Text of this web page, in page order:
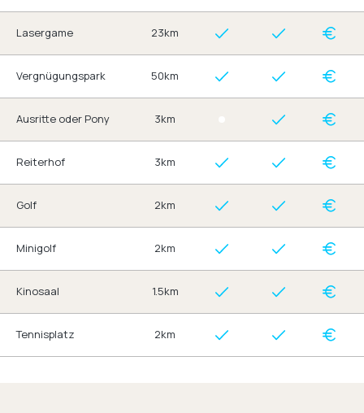
Lasergame 23km
Vergnügungspark 50km
Ausritte oder Pony 3km
Reiterhof 3km
Golf 2km
Minigolf 2km
Kinosaal 1.5km
Tennisplatz 2km